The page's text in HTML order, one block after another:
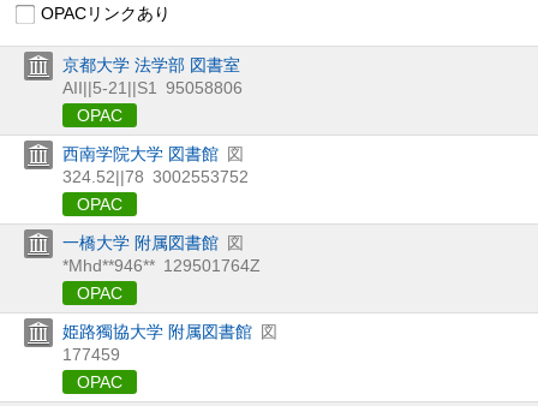
OPACリンクあり
京都大学 法学部 図書室
AII||5-21||S1
95058806
OPAC
西南学院大学 図書館 図
324.52||78 3002553752
OPAC
一橋大学 附属図書館 図
*Mhd**946** 129501764Z
OPAC
姫路獨協大学 附属図書館 図
177459
OPAC